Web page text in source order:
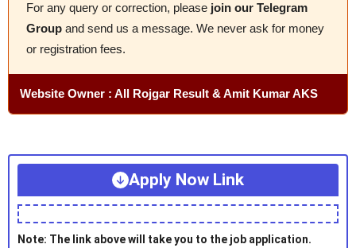
For any query or correction, please join our Telegram
Group and send us a message. We never ask for money
or registration fees.
Website Owner : All Rojgar Result & Amit Kumar AKS
Apply Now Link
Note: The link above will take you to the job application.